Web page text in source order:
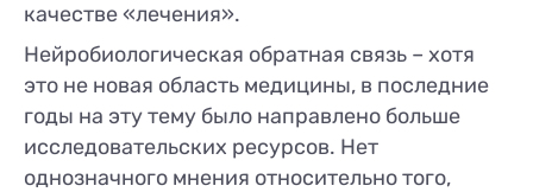
качестве «лечения».
Нейробиологическая обратная связь – хотя
это не новая область медицины, в последние
годы на эту тему было направлено больше
исследовательских ресурсов. Нет
однозначного мнения относительно того,